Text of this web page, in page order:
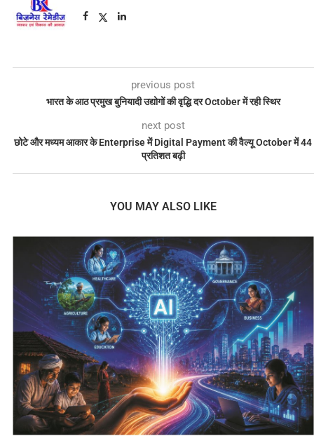
previous post
भारत के आठ प्रमुख बुनियादी उद्योगों की वृद्धि दर October में रही स्थिर
next post
छोटे और मध्यम आकार के Enterprise में Digital Payment की वैल्यू October में 44
प्रतिशत बढ़ी
YOU MAY ALSO LIKE